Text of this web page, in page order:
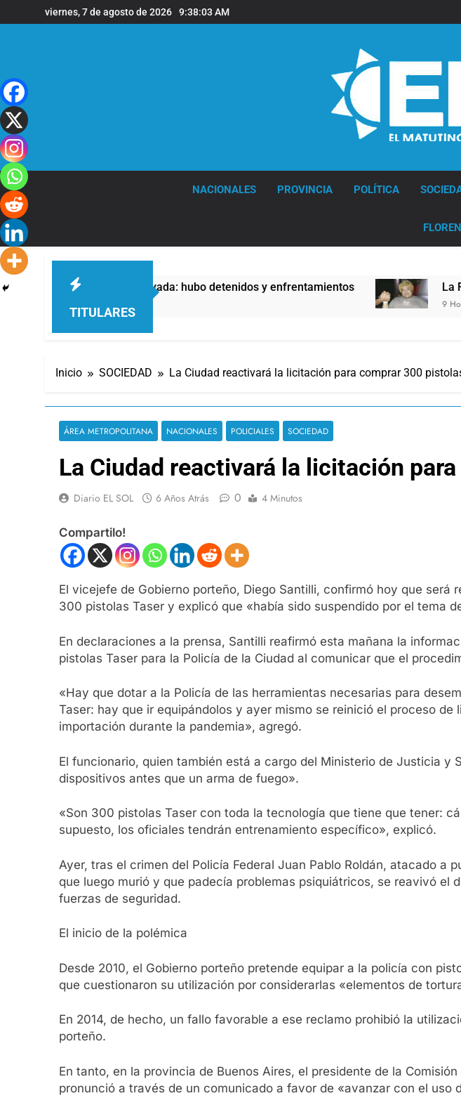
al
viernes, 7 de agosto de 2026 9:38:03 AM
NACIONALES PROVINCIA POLÍTICA
TITULARES
de Propiedad Privada: hubo detenidos y enfrentamientos La Fiscalía
9 Horas Atrás
Inicio SOCIEDAD La Ciudad reactivará la licitación para comprar 300
ÁREA METROPOLITANA NACIONALES POLICIALES SOCIEDAD
La Ciudad reactivará la licitación
Diario EL SOL 6 Años Atrás 0 4 Minutos
Compartilo!
El vicejefe de Gobierno porteño, Diego Santilli, confirmó hoy que
300 pistolas Taser y explicó que «había sido suspendido por el tema
En declaraciones a la prensa, Santilli reafirmó esta mañana la
pistolas Taser para la Policía de la Ciudad al comunicar que el
«Hay que dotar a la Policía de las herramientas necesarias para
Taser: hay que ir equipándolos y ayer mismo se reinició el proceso
importación durante la pandemia», agregó.
El funcionario, quien también está a cargo del Ministerio de Justicia
dispositivos antes que un arma de fuego».
«Son 300 pistolas Taser con toda la tecnología que tiene que tener:
supuesto, los oficiales tendrán entrenamiento específico», explicó.
Ayer, tras el crimen del Policía Federal Juan Pablo Roldán, atacado a
que luego murió y que padecía problemas psiquiátricos, se reavivó
fuerzas de seguridad.
El inicio de la polémica
Desde 2010, el Gobierno porteño pretende equipar a la policía con
que cuestionaron su utilización por considerarlas «elementos de
En 2014, de hecho, un fallo favorable a ese reclamo prohibió la
porteño.
En tanto, en la provincia de Buenos Aires, el presidente de la
pronunció a través de un comunicado a favor de «avanzar con el uso